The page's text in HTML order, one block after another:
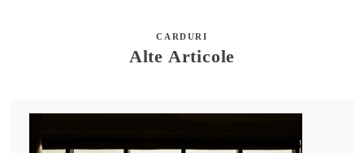
CARDURI
Alte Articole